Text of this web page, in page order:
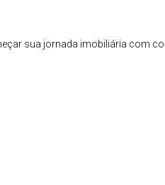
sua jornada imobiliária com